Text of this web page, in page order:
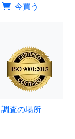
今買う
調査の場所